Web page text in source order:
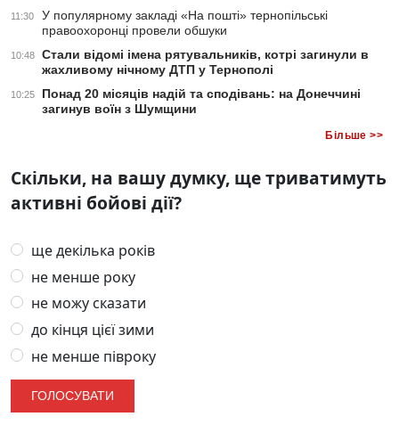
11:30
У популярному закладі «На пошті» тернопільські
правоохоронці провели обшуки
10:48
Стали відомі імена рятувальників, котрі загинули в
жахливому нічному ДТП у Тернополі
10:25
Понад 20 місяців надій та сподівань: на Донеччині
загинув воїн з Шумщини
Більше >>
Скільки, на вашу думку, ще триватимуть
активні бойові дії?
ще декілька років
не менше року
не можу сказати
до кінця цієї зими
не менше півроку